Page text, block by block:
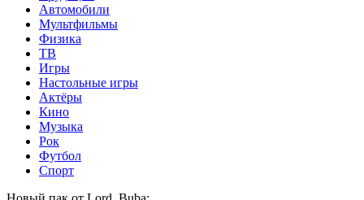
Автомобили
Мультфильмы
Физика
ТВ
Игры
Настольные игры
Актёры
Кино
Музыка
Рок
Футбол
Спорт